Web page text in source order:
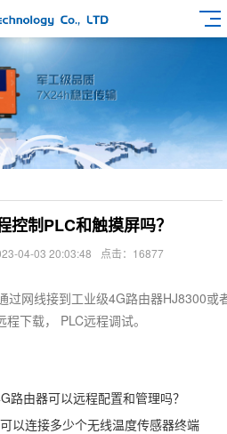
控制PLC和触摸屏吗？
04-03 20:03:48 点击：16877
过网线接到工业级4G路由器HJ8300
下载， PLC远程调试。
路由器可以远程配置和管理吗？
以连接多少个无线温度传感器终端